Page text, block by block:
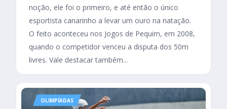
noção, ele foi o primeiro, e até então o único
esportista canarinho a levar um ouro na natação.
O feito aconteceu nos Jogos de Pequim, em 2008,
quando o competidor venceu a disputa dos 50m
livres. Vale destacar também...
OLIMPÍADAS